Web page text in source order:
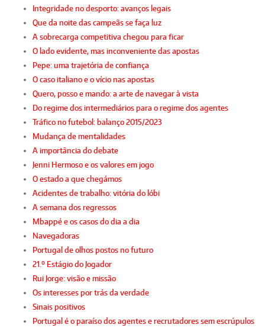
Integridade no desporto: avanços legais
Que da noite das campeãs se faça luz
A sobrecarga competitiva chegou para ficar
O lado evidente, mas inconveniente das apostas
Pepe: uma trajetória de confiança
O caso italiano e o vício nas apostas
Quero, posso e mando: a arte de navegar à vista
Do regime dos intermediários para o regime dos agentes
Tráfico no futebol: balanço 2015/2023
Mudança de mentalidades
A importância do debate
Jenni Hermoso e os valores em jogo
O estado a que chegámos
Acidentes de trabalho: vitória do lóbi
A semana dos regressos
Mbappé e os casos do dia a dia
Navegadoras
Portugal de olhos postos no futuro
21.º Estágio do Jogador
Rui Jorge: visão e missão
Os interesses por trás da verdade
Sinais positivos
Portugal é o paraíso dos agentes e recrutadores sem escrúpulos